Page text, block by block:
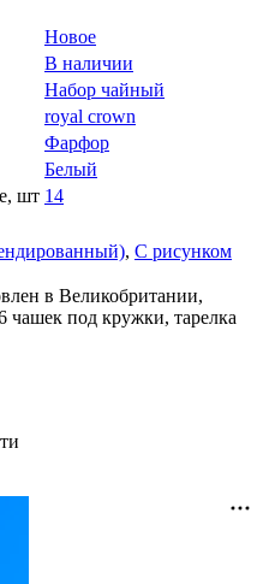
Новое
В наличии
Набор чайный
royal crown
Фарфор
Белый
шт 14
, С рисунком
в Великобритании,
чашек под кружки, тарелка